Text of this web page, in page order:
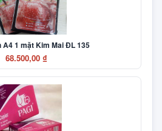
A4 1 mặt Kim Mai ĐL 135
68.500,00 ₫